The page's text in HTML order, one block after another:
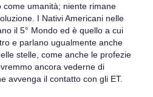
come umanità; niente rimane
I Nativi Americani nelle
il 5° Mondo ed è quello a cui
e parlano ugualmente anche
stelle, come anche le profezie
ancora vederne di
avvenga il contatto con gli ET.